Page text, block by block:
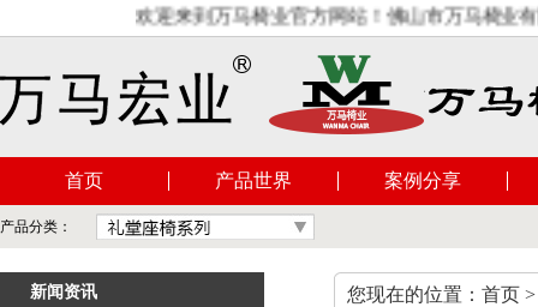
欢迎来到万马椅业官方网站！佛山市万马椅业有
首页 产品世界 案例分享
产品分类：
新闻资讯 您现在的位置：首页